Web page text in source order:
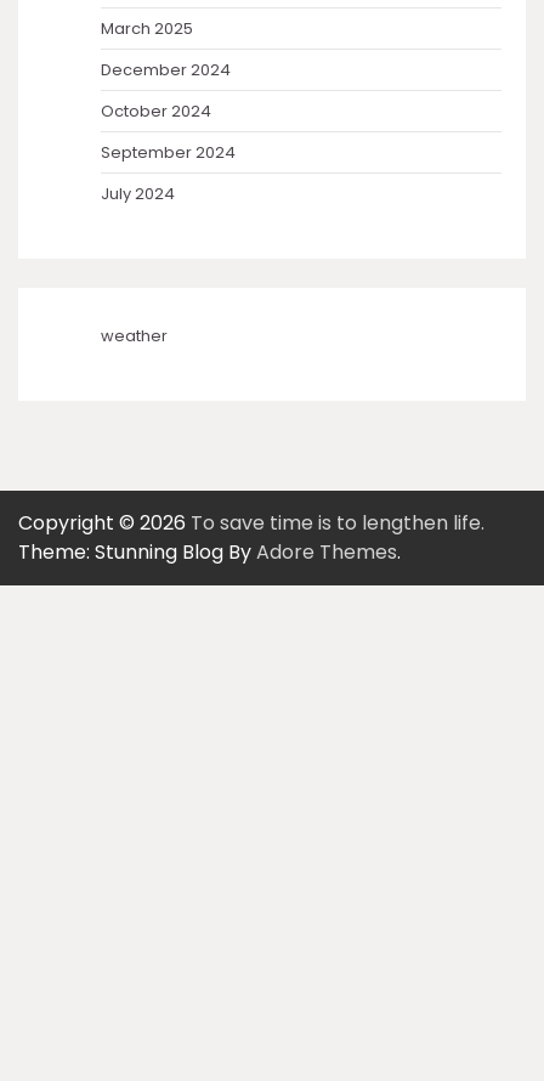
March 2025
December 2024
October 2024
September 2024
July 2024
weather
Copyright © 2026 To save time is to lengthen life.
Theme: Stunning Blog ByAdore Themes.